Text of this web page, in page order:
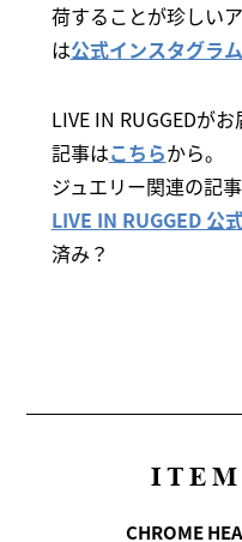
荷することが珍しい
は公式インスタグラム
LIVE IN RUGGEDが
記事はこちらから。
ジュエリー関連の記
LIVE IN RUGGED 公
済み？
CHROME